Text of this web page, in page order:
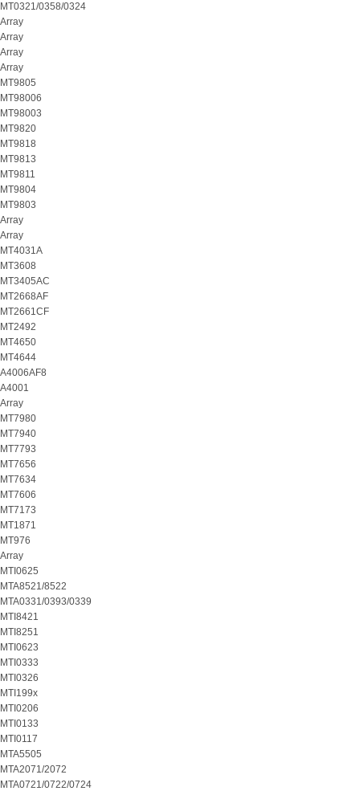
MT0321/0358/0324
Array
Array
Array
Array
MT9805
MT98006
MT98003
MT9820
MT9818
MT9813
MT9811
MT9804
MT9803
Array
Array
MT4031A
MT3608
MT3405AC
MT2668AF
MT2661CF
MT2492
MT4650
MT4644
A4006AF8
A4001
Array
MT7980
MT7940
MT7793
MT7656
MT7634
MT7606
MT7173
MT1871
MT976
Array
MTI0625
MTA8521/8522
MTA0331/0393/0339
MTI8421
MTI8251
MTI0623
MTI0333
MTI0326
MTI199x
MTI0206
MTI0133
MTI0117
MTA5505
MTA2071/2072
MTA0721/0722/0724